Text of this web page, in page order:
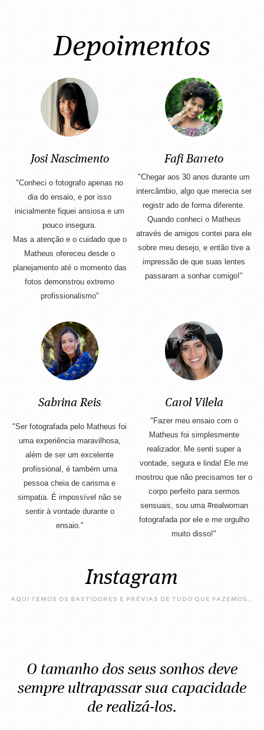
Depoimentos
Josi Nascimento
"Conheci o fotografo apenas no
dia do ensaio, e por isso
inicialmente fiquei ansiosa e um
pouco insegura.
Mas a atenção e o cuidado que o
Matheus ofereceu desde o
planejamento até o momento das
fotos demonstrou extremo
profissionalismo"
Fafi Barreto
"Chegar aos 30 anos durante um
intercâmbio, algo que merecia ser
registr ado de forma diferente.
Quando conheci o Matheus
através de amigos contei para ele
sobre meu desejo, e então tive a
impressão de que suas lentes
passaram a sonhar comigo!"
Sabrina Reis
"Ser fotografada pelo Matheus foi
uma experiência maravilhosa,
além de ser um excelente
profissional, é também uma
pessoa cheia decarisma e
simpatia. É impossível não se
sentir à vontade durante o
ensaio."
Carol Vilela
"Fazer meu ensaio com o
Matheus foi simplesmente
realizador. Me senti super a
vontade, segura e linda! Ele me
mostrou que não precisamos ter o
corpo perfeito para sermos
sensuais, sou uma #realwoman
fotografada por ele e me orgulho
muito disso!"
Instagram
AQUI TEMOS OS BASTIDORES E PRÉVIAS DE TUDO QUE FAZEMOS...
O tamanho dos seus sonhos deve
sempre ultrapassar sua capacidade
de realizá-los.